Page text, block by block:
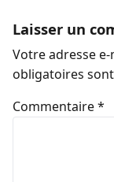
Laisser un
Votre adresse
obligatoires
Commentaire*